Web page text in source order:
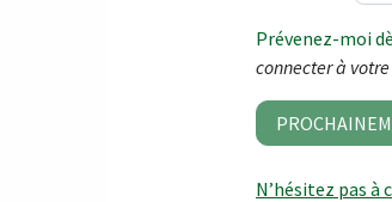
Prévenez-moi
connecter à
N’hésitez pas